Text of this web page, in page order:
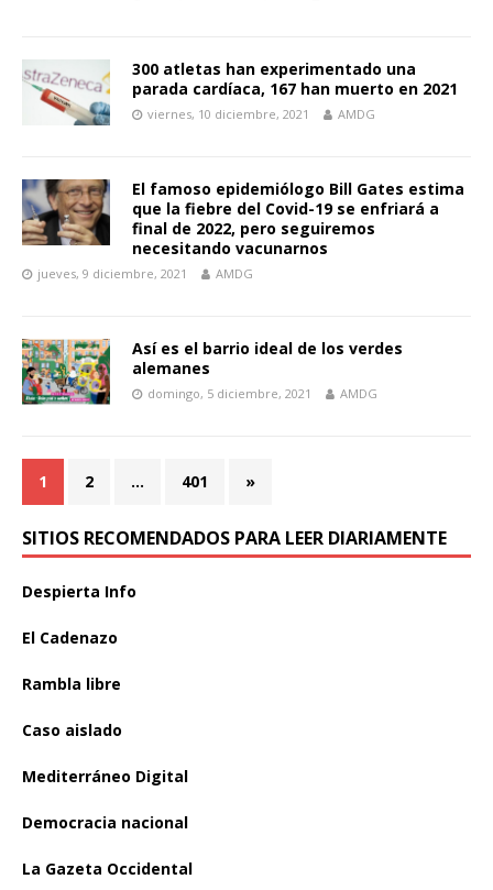
300 atletas han experimentado una
parada cardíaca, 167 han muerto en 2021
viernes, 10 diciembre, 2021 AMDG
El famoso epidemiólogo Bill Gates estima
que la fiebre del Covid-19 se enfriará a
final de 2022, pero seguiremos
necesitando vacunarnos
jueves, 9 diciembre, 2021 AMDG
Así es el barrio ideal de los verdes
alemanes
domingo, 5 diciembre, 2021 AMDG
1 2 … 401 »
SITIOS RECOMENDADOS PARA LEER DIARIAMENTE
Despierta Info
El Cadenazo
Rambla libre
Caso aislado
Mediterráneo Digital
Democracia nacional
La Gazeta Occidental